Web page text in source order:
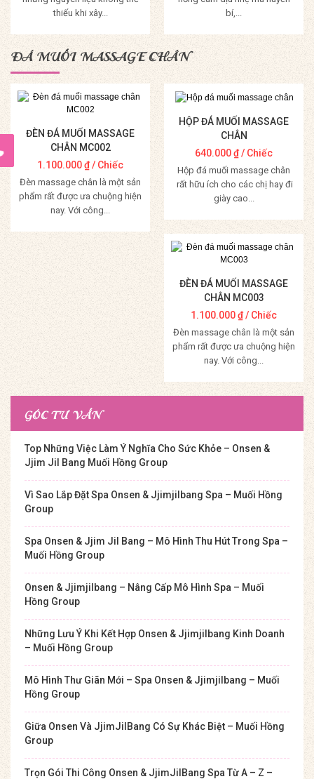
thiếu khi xây...
Mua Hàng
bí,...
Mua Hàng
ĐÁ MUỐI MASSAGE CHÂN
ĐÈN ĐÁ MUỐI MASSAGE
CHÂN MC002
1.100.000₫/ Chiếc
Đèn massage chân là một sản
phẩm rất được ưa chuộng hiện
nay. Với công...
Mua Hàng
HỘP ĐÁ MUỐI MASSAGE
CHÂN
640.000₫/ Chiếc
Hộp đá muối massage chân
rất hữu ích cho các chị hay đi
giày cao...
Mua Hàng
ĐÈN ĐÁ MUỐI MASSAGE
CHÂN MC003
1.100.000₫/ Chiếc
Đèn massage chân là một sản
phẩm rất được ưa chuộng hiện
nay. Với công...
Mua Hàng
GÓC TƯ VẤN
Top Những Việc Làm Ý Nghĩa Cho Sức Khỏe – Onsen &
Jjim Jil Bang Muối Hồng Group
Vì Sao Lắp Đặt Spa Onsen & Jjimjilbang Spa – Muối Hồng
Group
Spa Onsen & Jjim Jil Bang – Mô Hình Thu Hút Trong Spa –
Muối Hồng Group
Onsen & Jjimjilbang – Nâng Cấp Mô Hình Spa – Muối
Hồng Group
Những Lưu Ý Khi Kết Hợp Onsen & Jjimjilbang Kinh Doanh
– Muối Hồng Group
Mô Hình Thư Giãn Mới – Spa Onsen & Jjimjilbang – Muối
Hồng Group
Giữa Onsen Và JjimJilBang Có Sự Khác Biệt – Muối Hồng
Group
Trọn Gói Thi Công Onsen & JjimJilBang Spa Từ A – Z –